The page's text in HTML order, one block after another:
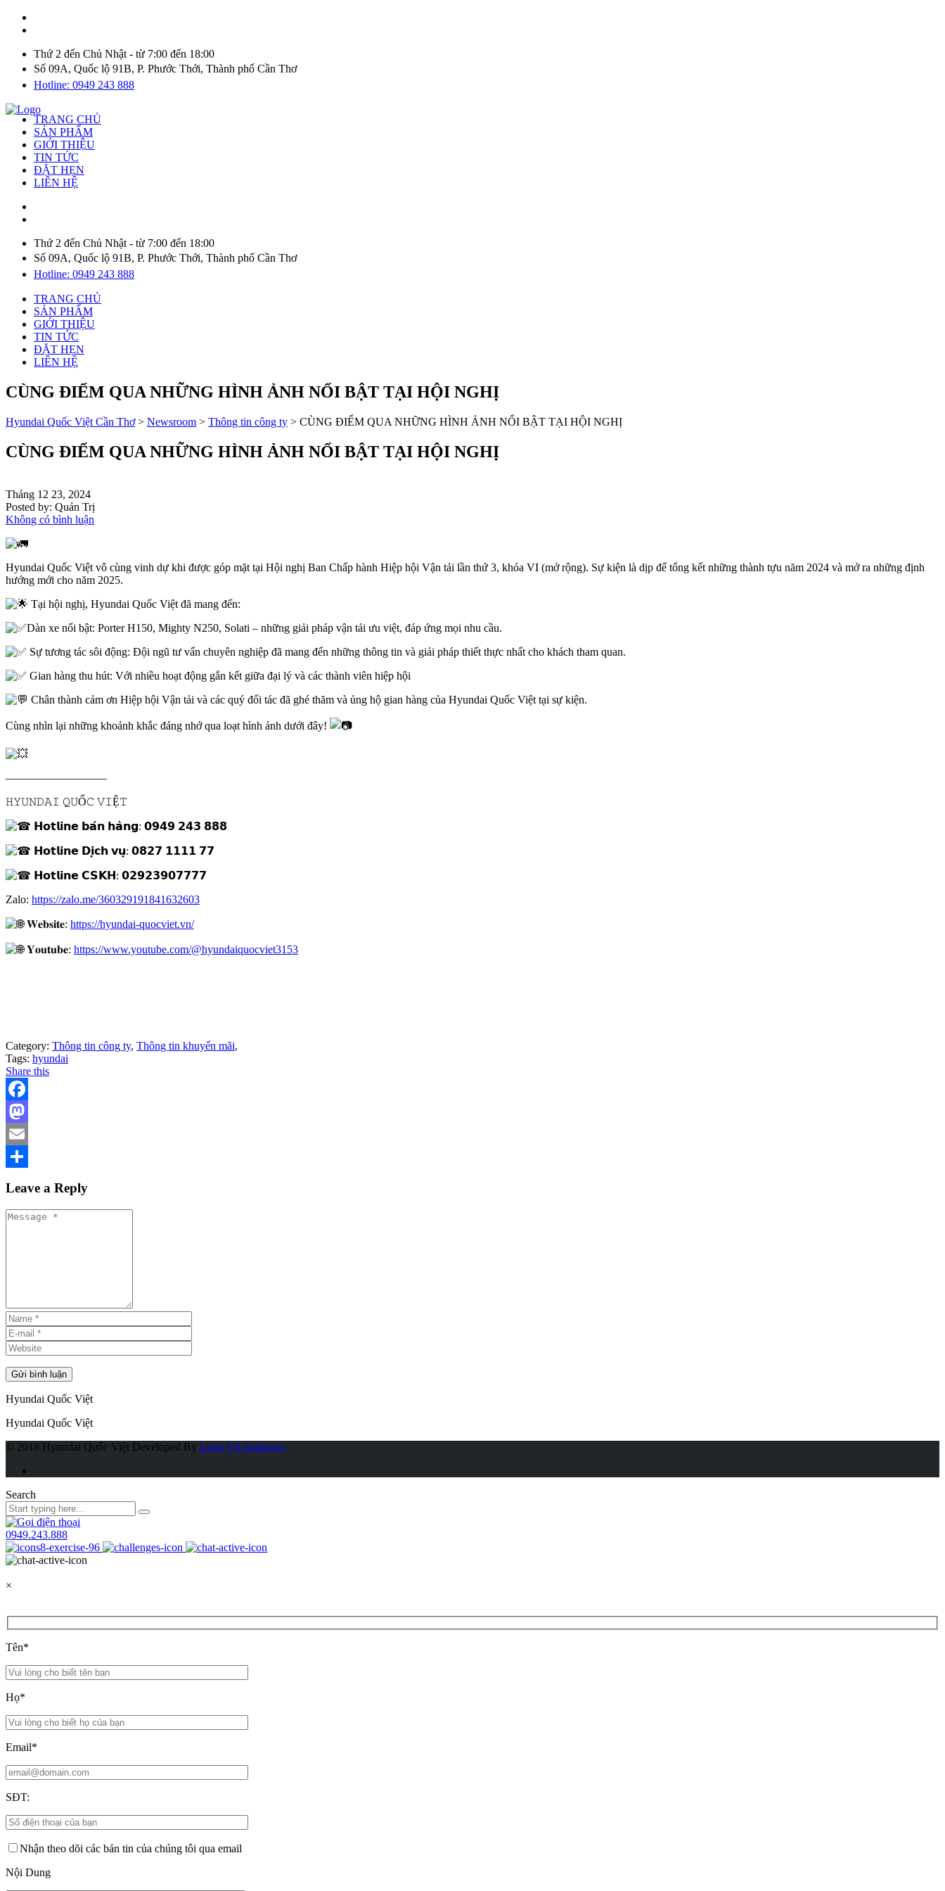
Thứ 2 đến Chủ Nhật - từ 7:00 đến 18:00
Số 09A, Quốc lộ 91B, P. Phước Thới, Thành phố Cần Thơ
Hotline: 0949 243 888
TRANG CHỦ
SẢN PHẨM
GIỚI THIỆU
TIN TỨC
ĐẶT HẸN
LIÊN HỆ
Thứ 2 đến Chủ Nhật - từ 7:00 đến 18:00
Số 09A, Quốc lộ 91B, P. Phước Thới, Thành phố Cần Thơ
Hotline: 0949 243 888
TRANG CHỦ
SẢN PHẨM
GIỚI THIỆU
TIN TỨC
ĐẶT HẸN
LIÊN HỆ
CÙNG ĐIỂM QUA NHỮNG HÌNH ẢNH NỔI BẬT TẠI HỘI NGHỊ
Hyundai Quốc Việt Cần Thơ> Newsroom > Thông tin công ty > CÙNG ĐIỂM QUA NHỮNG HÌNH ẢNH NỔI BẬT TẠI HỘI NGHỊ
CÙNG ĐIỂM QUA NHỮNG HÌNH ẢNH NỔI BẬT TẠI HỘI NGHỊ
Tháng 12 23, 2024
Posted by: Quản Trị
Không có bình luận
Hyundai Quốc Việt vô cùng vinh dự khi được góp mặt tại Hội nghị Ban Chấp hành Hiệp hội Vận tải lần thứ 3, khóa VI (mở rộng). Sự kiện là dịp để tổng kết những thành tựu năm 2024 và mở ra những định
hướng mới cho năm 2025.
Tại hội nghị, Hyundai Quốc Việt đã mang đến:
Dàn xe nổi bật: Porter H150, Mighty N250, Solati – những giải pháp vận tải ưu việt, đáp ứng mọi nhu cầu.
Sự tương tác sôi động: Đội ngũ tư vấn chuyên nghiệp đã mang đến những thông tin và giải pháp thiết thực nhất cho khách tham quan.
Gian hàng thu hút: Với nhiều hoạt động gắn kết giữa đại lý và các thành viên hiệp hội
Chân thành cảm ơn Hiệp hội Vận tải và các quý đối tác đã ghé thăm và ủng hộ gian hàng của Hyundai Quốc Việt tại sự kiện.
Cùng nhìn lại những khoảnh khắc đáng nhớ qua loạt hình ảnh dưới đây!
—————————
𝙷𝚈𝚄𝙽𝙳𝙰𝙸 𝚀𝚄Ố𝙲 𝚅𝙸Ệ𝚃
𝗛𝗼𝘁𝗹𝗶𝗻𝗲 𝗯𝗮́𝗻 𝗵𝗮̀𝗻𝗴: 𝟬𝟵𝟰𝟵 𝟮𝟰𝟯 𝟴𝟴𝟴
𝗛𝗼𝘁𝗹𝗶𝗻𝗲 𝗗𝗶̣𝗰𝗵 𝘃𝘂̣: 𝟬𝟴𝟮𝟳 𝟭𝟭𝟭𝟭 𝟳𝟳
𝗛𝗼𝘁𝗹𝗶𝗻𝗲 𝗖𝗦𝗞𝗛: 𝟬𝟮𝟵𝟮𝟯𝟵𝟬𝟳𝟳𝟳𝟳
Zalo: https://zalo.me/360329191841632603
𝐖𝐞𝐛𝐬𝐢𝐭𝐞: https://hyundai-quocviet.vn/
𝐘𝐨𝐮𝐭𝐮𝐛𝐞: https://www.youtube.com/@hyundaiquocviet3153
Category: Thông tin công ty, Thông tin khuyến mãi,
Tags: hyundai
Share this
Facebook
Mastodon
Email
Leave a Reply
Hyundai Quốc Việt
Hyundai Quốc Việt
© 2018 Hyundai Quốc Việt Developed By Long Vũ Solutions
Search
0949.243.888
×
Tên*
Họ*
Email*
SĐT:
Nhận theo dõi các bản tin của chúng tôi qua email
Nội Dung